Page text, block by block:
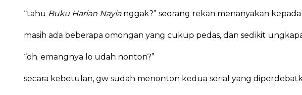
“tahu Buku Harian Naylanggak?” seorang rekan menanyakan
masih ada beberapa omongan yang cukup pedas, dan sedikit
“oh. emangnya lo udah nonton?”
secara kebetulan, gw sudah menonton kedua serial yang